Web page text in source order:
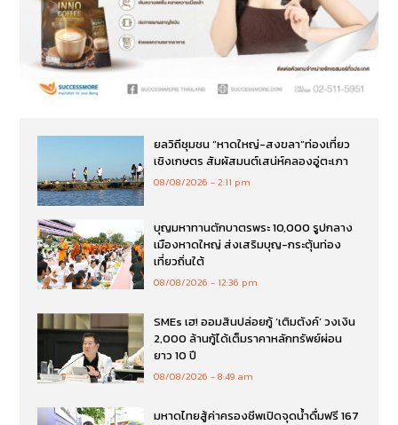
ยลวิถีชุมชน “หาดใหญ่-สงขลา”ท่องเที่ยว
เชิงเกษตร สัมผัสมนต์เสน่ห์คลองอู่ตะเภา
08/08/2026 2:11 pm
บุญมหาทานตักบาตรพระ 10,000 รูปกลาง
เมืองหาดใหญ่ ส่งเสริมบุญ-กระตุ้นท่อง
เที่ยวถิ่นใต้
08/08/2026 12:36 pm
SMEs เฮ! ออมสินปล่อยกู้ ‘เติมตังค์’ วงเงิน
2,000 ล้านกู้ได้เต็มราคาหลักทรัพย์ผ่อน
ยาว 10 ปี
08/08/2026 8:49 am
มหาดไทยสู้ค่าครองชีพเปิดจุดน้ำดื่มฟรี 167